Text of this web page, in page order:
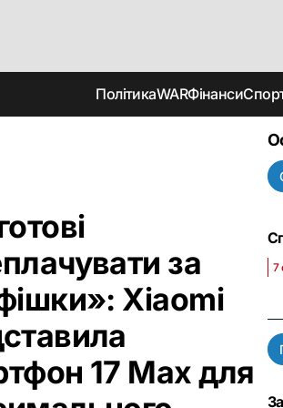
ПолітикаWARФінанси
за
Xiaomi
17 Max для
7